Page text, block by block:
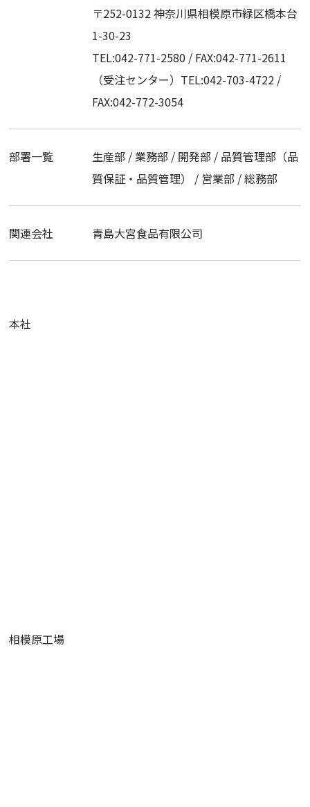
〒252-0132 神奈川県相模原市緑区橋本台
1-30-23
TEL:042-771-2580 / FAX:042-771-2611
（受注センター）TEL:042-703-4722 /
FAX:042-772-3054
部署一覧
生産部 / 業務部 / 開発部 / 品質管理部（品
質保証・品質管理） / 営業部 / 総務部
関連会社 青島大宮食品有限公司
本社
相模原工場